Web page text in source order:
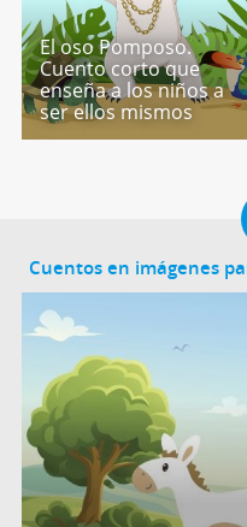
El oso Pomposo.
Cuento corto que
enseña a los niños a
ser ellos mismos
Cuentos en imágenes